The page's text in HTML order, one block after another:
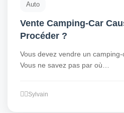
Auto
Vente Camping-Car
Procéder ?
Vous devez vendre un
Vous ne savez pas par où…
Sylvain